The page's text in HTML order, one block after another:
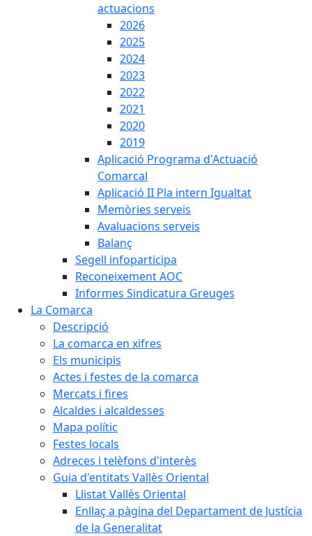
actuacions
2026
2025
2024
2023
2022
2021
2020
2019
Aplicació Programa d'Actuació
Comarcal
Aplicació II Pla intern Igualtat
Memòries serveis
Avaluacions serveis
Balanç
Segell infoparticipa
Reconeixement AOC
Informes Sindicatura Greuges
La Comarca
Descripció
La comarca en xifres
Els municipis
Actes i festes de la comarca
Mercats i fires
Alcaldes i alcaldesses
Mapa polític
Festes locals
Adreces i telèfons d'interès
Guia d'entitats Vallès Oriental
Llistat Vallès Oriental
Enllaç a pàgina del Departament de Justícia
de la Generalitat